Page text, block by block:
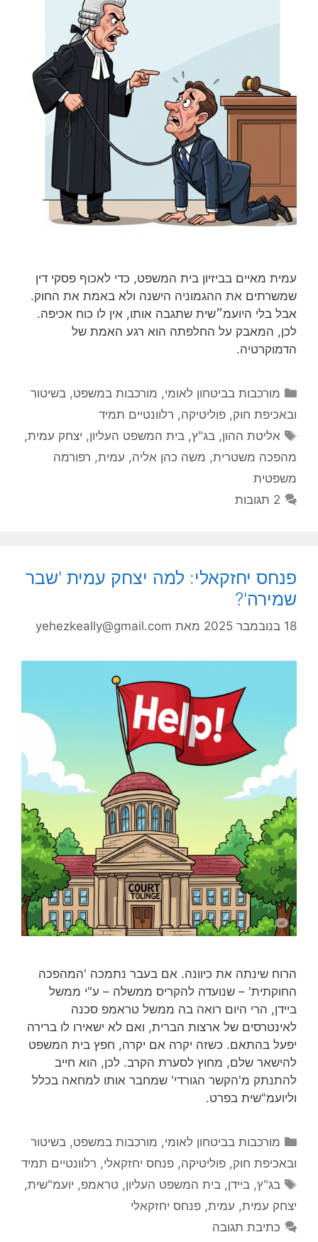
עמית מאיים בביזיון בית המשפט, כדי לאכוף פסקי דין
שמשרתים את ההגמוניה הישנה ולא באמת את החוק.
אבל בלי היועמ״שית שתגבה אותו, אין לו כוח אכיפה.
לכן, המאבק על החלפתה הוא רגע האמת של
הדמוקרטיה.
קטגוריות
מורכבות בביטחון לאומי, מורכבות במשפט, בשיטור
ובאכיפת חוק, פוליטיקה, רלוונטיים תמיד
תגיות
אליטת ההון,בג"ץ,בית המשפט העליון, יצחק עמית,
מהפכה משטרית, משה כהן אליה, עמית, רפורמה
משפטית
2 תגובות
פנחס יחזקאלי: למה יצחק עמית 'שבר
שמירה'?
18 בנובמבר 2025 מאת yehezkeally@gmail.com
הרוח שינתה את כיוונה. אם בעבר נתמכה 'המהפכה
החוקתית' – שנועדה להקריס ממשלה – ע"י ממשל
ביידן, הרי היום רואה בה ממשל טראמפ סכנה
לאינטרסים של ארצות הברית, ואם לא ישאירו לו ברירה
יפעל בהתאם. כשזה יקרה אם יקרה, חפץ בית המשפט
להישאר שלם, מחוץ לסערת הקרב. לכן, הוא חייב
להתנתק מ'הקשר הגורדי' שמחבר אותו למחאה בכלל
וליועמ"שית בפרט.
קטגוריות
מורכבות בביטחון לאומי, מורכבות במשפט, בשיטור
ובאכיפת חוק, פוליטיקה, פנחס יחזקאלי, רלוונטיים תמיד
תגיות
בג"ץ,ביידן,בית המשפט העליון,טראמפ, יועמ"שית,
יצחק עמית, עמית, פנחס יחזקאלי
כתיבת תגובה